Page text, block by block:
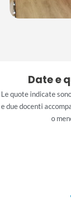
Date e
Le quote indicate
e due docenti
o